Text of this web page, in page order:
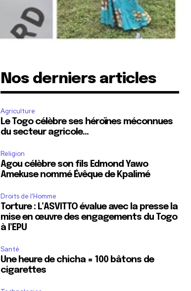
Nos derniers articles
Agriculture
Le Togo célèbre ses héroïnes méconnues
du secteur agricole…
Religion
Agou célèbre son fils Edmond Yawo
Amekuse nommé Évêque de Kpalimé
Droits de l'Homme
Torture : L’ASVITTO évalue avec la presse la
mise en œuvre des engagements du Togo
à l’EPU
Santé
Une heure de chicha = 100 bâtons de
cigarettes